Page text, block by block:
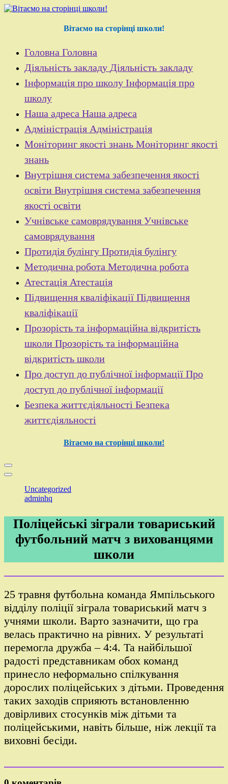
Перейти
Вітаємо на сторінці школи!
Головна Головна
Діяльність закладу Діяльність закладу
Інформація про школу Інформація про
школу
Наша адреса Наша адреса
Адміністрація Адміністрація
Моніторинг якості знань Моніторинг якості
знань
Внутрішня система забезпечення якості
освіти Внутрішня система забезпечення
якості освіти
Учнівське самоврядування Учнівське
самоврядування
Протидія булінгу Протидія булінгу
Методична робота Методична робота
Атестація Атестація
Підвищення кваліфікації Підвищення
кваліфікації
Прозорість та інформаційна відкритість
школи Прозорість та інформаційна
відкритість школи
Про доступ до публічної інформації Про
доступ до публічної інформації
Безпека життєдіяльності Безпека
життєдіяльності
Вітаємо на сторінці школи!
Uncategorized
adminhq
Поліцейські зіграли товариський
футбольний матч з вихованцями
школи
25 травня футбольна команда Ямпільського
відділу поліції зіграла товариський матч з
учнями школи. Варто зазначити, що гра
велась практично на рівних. У результаті
перемогла дружба – 4:4. Та найбільшої
радості представникам обох команд
принесло неформально спілкування
дорослих поліцейських з дітьми. Проведення
таких заходів сприяють встановленню
довірливих стосунків між дітьми та
поліцейськими, навіть більше, ніж лекції та
виховні бесіди.